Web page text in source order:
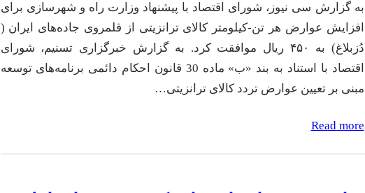
به گزارش سی نیوز، شورای اقتصاد با پیشنهاد وزارت راه و شهرسازی برای
افزایش عوارض هر تن-کیلومتر کالای ترانزیتی از قلمروی جاده‌های ایران (
دُزبلاغ) به ۴۵۰ ریال موافقت کرد. به گزارش خبرگزاری تسنیم، شورای
اقتصاد با استناد به بند «ب» ماده 30 قانون احکام دائمی برنامه‌های توسعه
مبنی بر تعیین عوارض تردد کالای ترانزیتی…
Read more